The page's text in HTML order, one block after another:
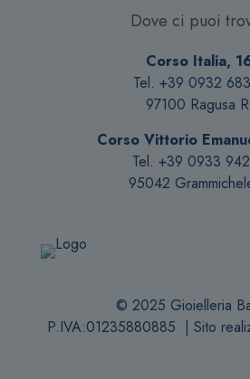
nella
pagina
del
prodotto
Dove ci puoi
Corso Italia,
Tel. +39 0932
97100 Ragusa
Corso Vittorio
Tel. +39 0933
95042
© 2025 Gioielleria
P.IVA:01235880885 | Sito